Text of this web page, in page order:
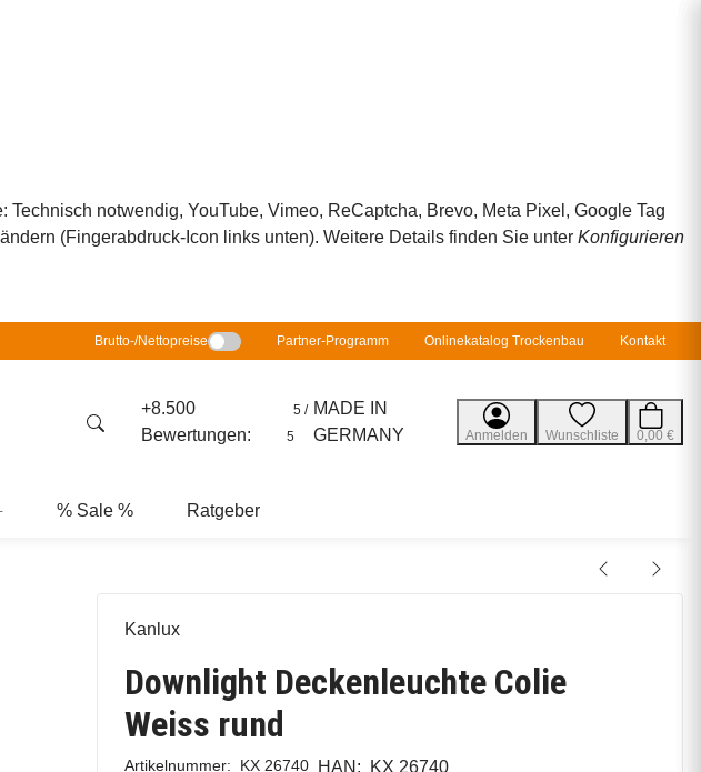
notwendig, YouTube, Vimeo, ReCaptcha, Brevo, Meta Pixel, Google Tag
(Fingerabdruck-Icon links unten). Weitere Details finden Sie unter Konfigurieren
Brutto-/Nettopreise Partner-Programm Onlinekatalog Trockenbau Kontakt
+8.500
Bewertungen:
5 /
5
MADE IN
GERMANY
Anmelden Wunschliste 0,00 €
% Sale % Ratgeber
Kanlux
Downlight Deckenleuchte Colie
Weiss rund
Artikelnummer: KX 26740 HAN: KX 26740